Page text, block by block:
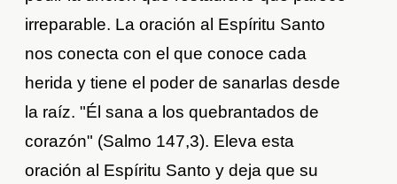
irreparable. La oración al Espíritu Santo
nos conecta con el que conoce cada
herida y tiene el poder de sanarlas desde
la raíz. "Él sana a los quebrantados de
corazón" (Salmo 147,3). Eleva esta
oración al Espíritu Santo y deja que su